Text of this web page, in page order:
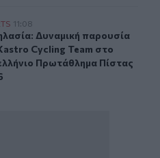
της Kastro Cycling
11:08
Δυναμική παρουσία
Δυναμική παρουσία
Cycling Team στο
Πρωτάθλημα Πίστας